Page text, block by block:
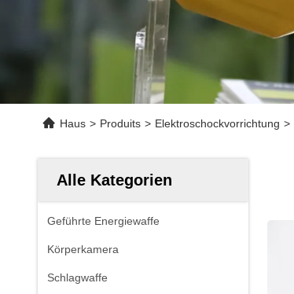
Haus > Produits > Elektroschockvorrichtung >
Alle Kategorien
Geführte Energiewaffe
Körperkamera
Schlagwaffe